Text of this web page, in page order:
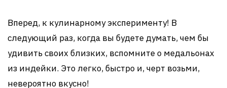
Вперед, к кулинарному эксперименту! В
следующий раз, когда вы будете думать, чем бы
удивить своих близких, вспомните о медальонах
из индейки. Это легко, быстро и, черт возьми,
невероятно вкусно!